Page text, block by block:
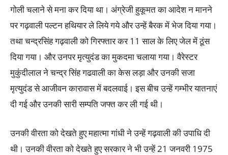
गोली चलाने से मना कर दिया था। अंग्रेजी हुकूमत का आदेश न मानने
पर गढ़वाली पल्टन हथियार ले लिये गये और उन्हें बैरक में भेज दिया गया।
तथा चन्द्रसिंह गढ़वाली को गिरफ्तार कर 11 साल के लिए जेल में ठूंस
दिया गया। और उनपर मृत्युदंड का मुकदमा चलाया गया। वैरेस्टर
मुकुंदीलाल ने चन्द्र सिंह गढवाली का केस लड़ा और उनकी सजा
मृत्युदंड से आजीवन कारावास में बदलवाई। इस बीच उन्हें गम्भीर यातनाएं
दी गई और उनकी सारी सम्पति जफ्त कर ली गई थी।
उनकी वीरता को देखते हुए महात्मा गांधी ने उन्हें गढ़वाली की उपाधि दी
थी। उनकी वीरता को देखते हुए सरकार ने भी उन्हें 21 जनवरी 1975